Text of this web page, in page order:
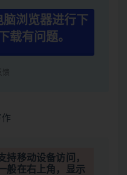
浏览器进行下
载有问题。
持移动设备访问，
般在右上角，显示